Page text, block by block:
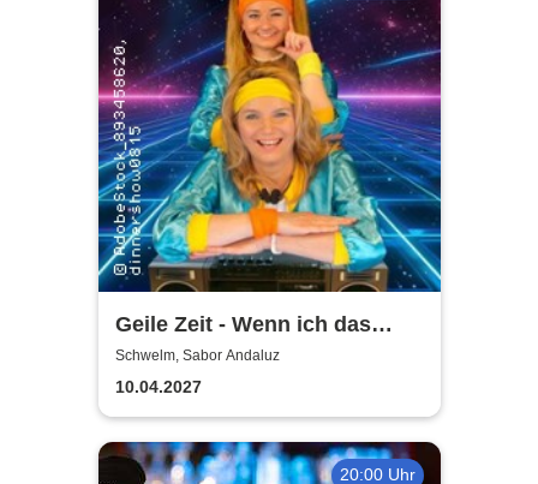
Geile Zeit - Wenn ich das
gewusst hätte
Schwelm, Sabor Andaluz
10.04.2027
20:00 Uhr